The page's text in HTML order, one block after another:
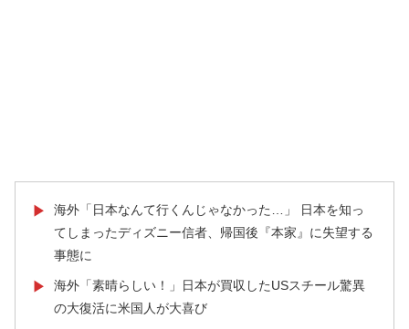
▶
海外「日本なんて行くんじゃなかった…」 日本を知っ
てしまったディズニー信者、帰国後『本家』に失望する
事態に
▶
海外「素晴らしい！」日本が買収したUSスチール驚異
の大復活に米国人が大喜び